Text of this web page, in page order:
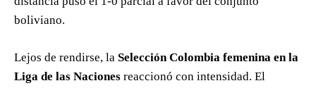
boliviano.
Lejos de rendirse, la Selección Colombia femenina en la
Liga de las Naciones reaccionó con intensidad. El